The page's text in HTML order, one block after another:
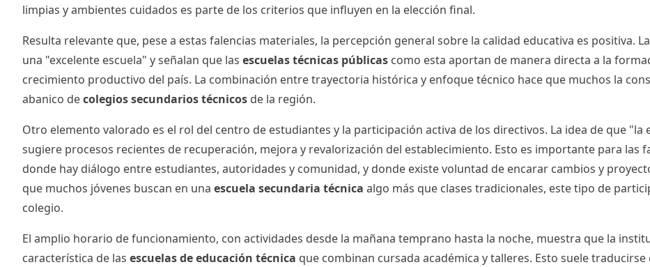
limpias y ambientes cuidados es parte de los criterios que influyen en la elección final.
Resulta relevante que, pese a estas falencias materiales, la percepción general sobre la calidad educativa es positiva.
una "excelente escuela" y señalan que las escuelas técnicas públicas como esta aportan de manera directa a la
crecimiento productivo del país. La combinación entre trayectoria histórica y enfoque técnico hace que muchos la
abanico decolegios secundarios técnicos de la región.
Otro elemento valorado es el rol del centro de estudiantes y la participación activa de los directivos. La idea de que
sugiere procesos recientes de recuperación, mejora y revalorización del establecimiento. Esto es importante para las
donde hay diálogo entre estudiantes, autoridades y comunidad, y donde existe voluntad de encarar cambios y
que muchos jóvenes buscan en una escuela secundaria técnica algo más que clases tradicionales, este tipo de
colegio.
El amplio horario de funcionamiento, con actividades desde la mañana temprano hasta la noche, muestra que la
característica de las escuelas de educación técnica que combinan cursada académica y talleres. Esto suele